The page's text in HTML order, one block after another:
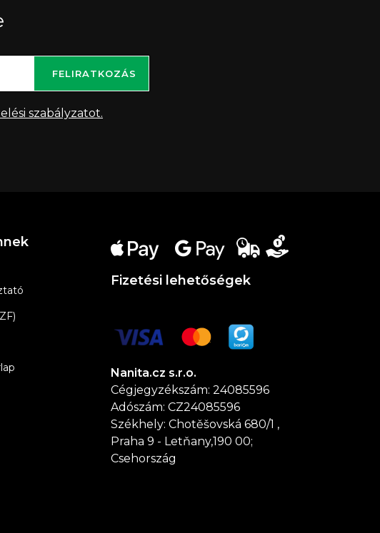
szabályzatot.
FELIRATKOZÁS
Fizetési lehetőségek
Nanita.cz s.r.o.
Cégjegyzékszám: 24085596
Adószám: CZ24085596
Székhely: Chotěšovská 680/1 ,
Praha 9 - Letňany,190 00;
Csehország